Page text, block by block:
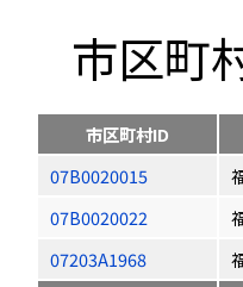
市区町
市区町村ID
07B0020015
07B0020022
07203A1968